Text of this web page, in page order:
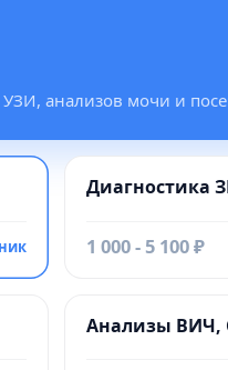
анализов мочи и
Диагностика
1 000 - 5 100 ₽
Анализы ВИЧ,